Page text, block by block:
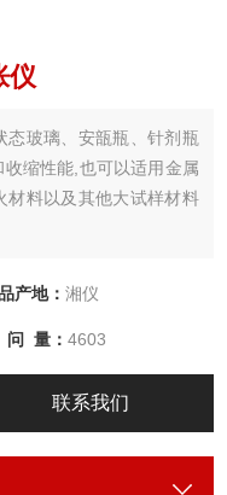
仪
态玻璃、安瓿瓶、针剂瓶
缩性能,也可以适用金属
材料以及其他大试样材料
产地： 湘仪
问 量： 4603
联系我们